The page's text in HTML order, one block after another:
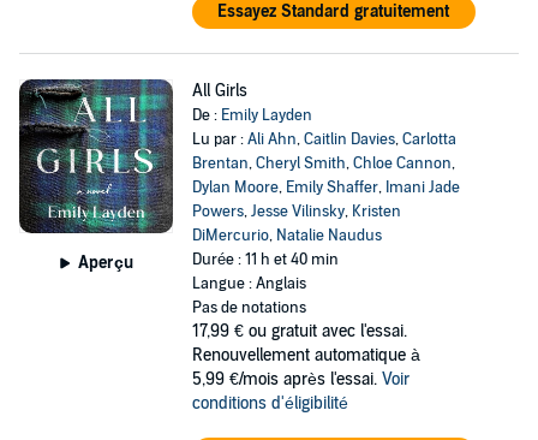
Essayez Standard gratuitement
Aperçu
All Girls
De : Emily Layden
Lu par :Ali Ahn,Caitlin Davies,Carlotta
Brentan,Cheryl Smith,Chloe Cannon,
Dylan Moore, Emily Shaffer, Imani Jade
Powers,Jesse Vilinsky, Kristen
DiMercurio, Natalie Naudus
Durée : 11 h et 40 min
Langue : Anglais
Pas de notations
17,99 € ou gratuit avec l'essai.
Renouvellement automatique à
5,99 €/mois après l'essai. Voir
conditions d'éligibilité